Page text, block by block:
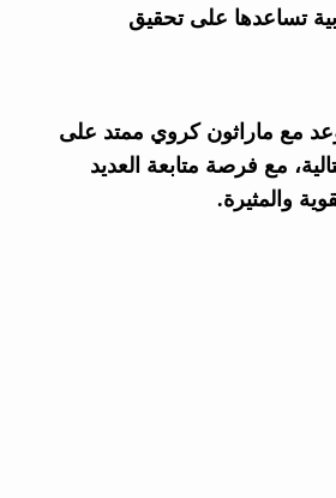
تساعدها على تحقيق
مع ماراثون كروي ممتد على
مع فرصة متابعة العديد
والمثيرة.